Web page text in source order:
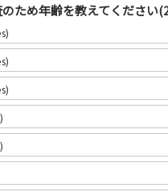
ため年齢を教えてください